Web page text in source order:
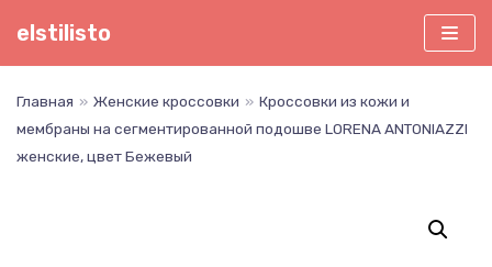
Перейти
elstilisto
Главная » Женские кроссовки » Кроссовки из кожи и
мембраны на сегментированной подошве LORENA ANTONIAZZI
женские, цвет Бежевый